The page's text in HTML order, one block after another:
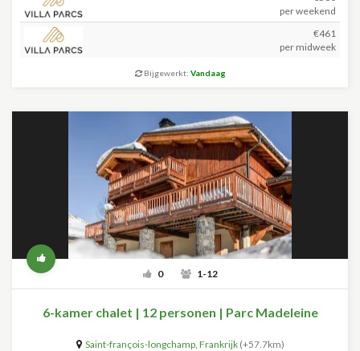
per weekend
€461
per midweek
Bijgewerkt: Vandaag
0 1-12
6-kamer chalet | 12 personen | Parc Madeleine
Saint-françois-longchamp, Frankrijk (+57.7km)